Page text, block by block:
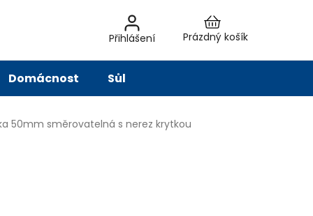
Přihlášení
Nákupní
Prázdný košík
Domácnost Sůl
50mm směrovatelná s nerez krytkou